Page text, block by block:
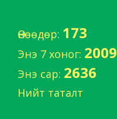
Өнөөдөр: 173
Энэ 7 хоног: 2009
Энэ сар: 2636
Нийт таталт